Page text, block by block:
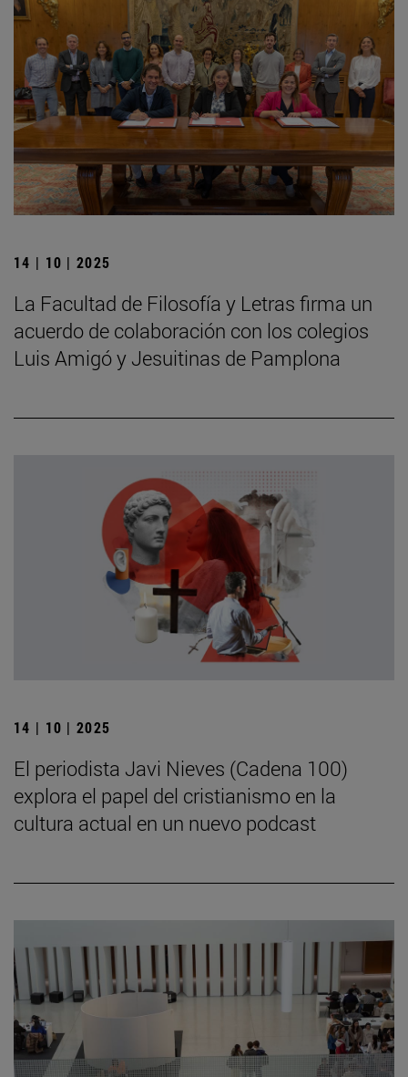
14 | 10 | 2025
La Facultad de Filosofía y Letras firma un
acuerdo de colaboración con los colegios
Luis Amigó y Jesuitinas de Pamplona
14 | 10 | 2025
El periodista Javi Nieves (Cadena 100)
explora el papel del cristianismo en la
cultura actual en un nuevo podcast